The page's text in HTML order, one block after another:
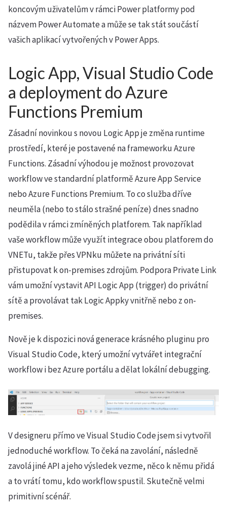
koncovým uživatelům v rámci Power platformy pod
názvem Power Automate a může se tak stát součástí
vašich aplikací vytvořených v Power Apps.
Logic App, Visual Studio Code
a deployment do Azure
Functions Premium
Zásadní novinkou s novou Logic App je změna runtime
prostředí, které je postavené na frameworku Azure
Functions. Zásadní výhodou je možnost provozovat
workflow ve standardní platformě Azure App Service
nebo Azure Functions Premium. To co služba dříve
neuměla (nebo to stálo strašné peníze) dnes snadno
podědila v rámci zmíněných platforem. Tak například
vaše workflow může využít integrace obou platforem do
VNETu, takže přes VPNku můžete na privátní síti
přistupovat k on-premises zdrojům. Podpora Private Link
vám umožní vystavit API Logic App (trigger) do privátní
sítě a provolávat tak Logic Appky vnitřně nebo z on-
premises.
Nově je k dispozici nová generace krásného pluginu pro
Visual Studio Code, který umožní vytvářet integrační
workflow i bez Azure portálu a dělat lokální debugging.
V designeru přímo ve Visual Studio Code jsem si vytvořil
jednoduché workflow. To čeká na zavolání, následně
zavolá jiné API a jeho výsledek vezme, něco k němu přidá
a to vrátí tomu, kdo workflow spustil. Skutečně velmi
primitivní scénář.